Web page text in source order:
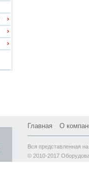
Главная О
Вся представленная
© 2010-2017